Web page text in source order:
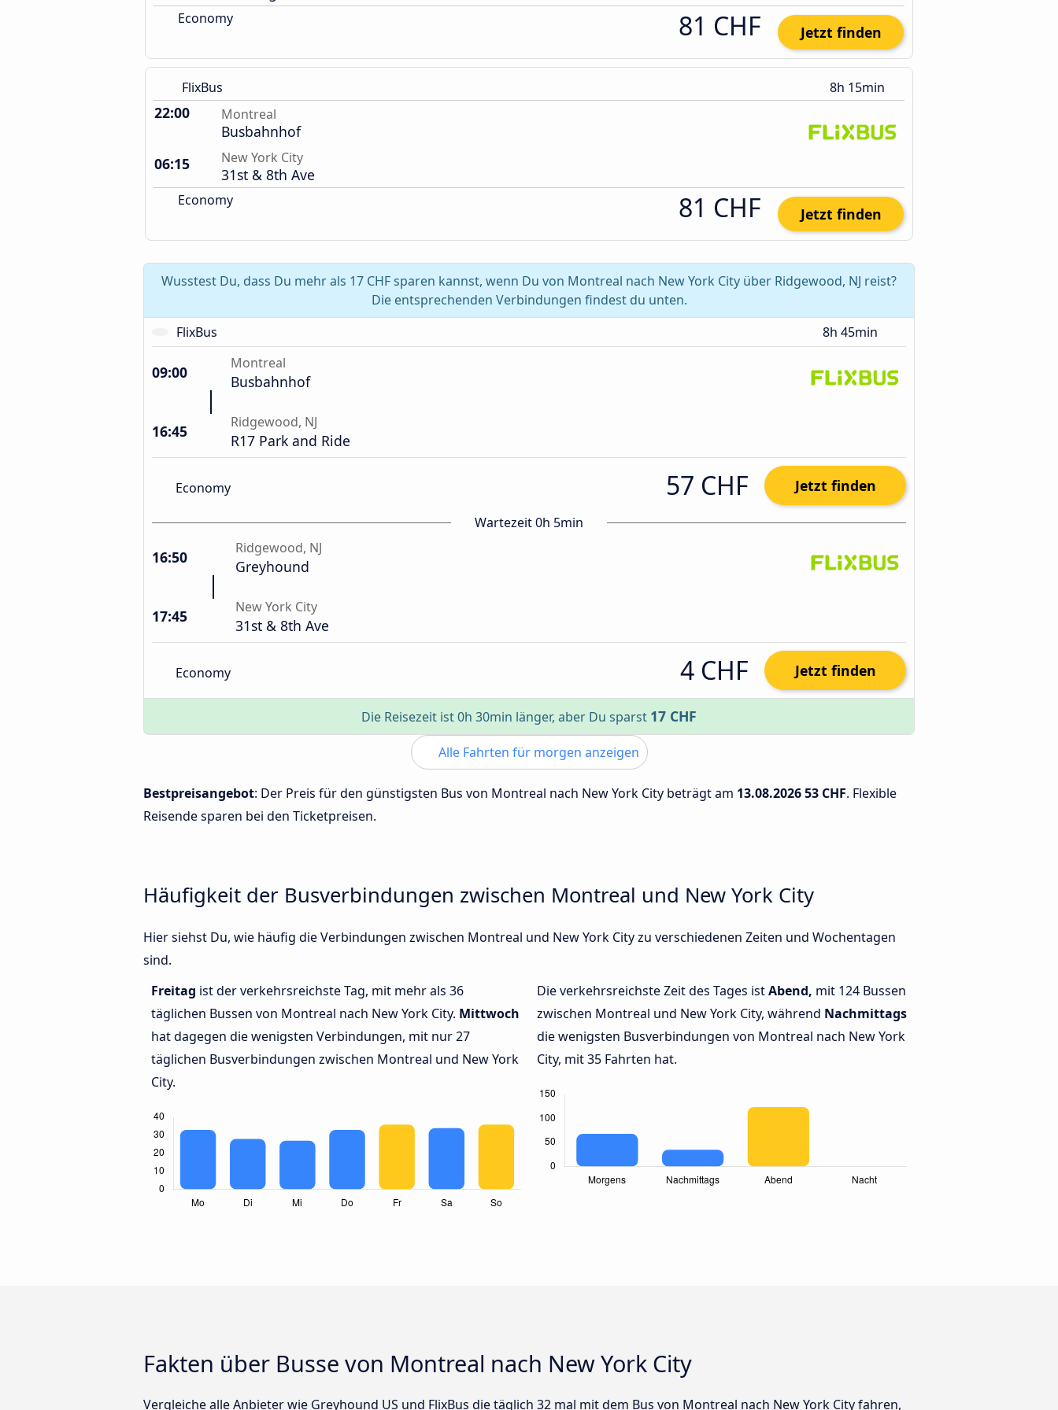
Economy 81 CHF Jetzt finden
FlixBus 8h 15min
22:00 Montreal
Busbahnhof
06:15
New York City
31st & 8th Ave
Economy 81 CHF Jetzt finden
Wusstest Du, dass Du mehr als 17 CHF sparen kannst, wenn Du von Montreal nach New York City über Ridgewood, NJ reist?
Die entsprechenden Verbindungen findest du unten.
FlixBus
8h 45min
09:00 Montreal
Busbahnhof
16:45 Ridgewood, NJ
R17 Park and Ride
Economy 57 CHF Jetzt finden
Wartezeit 0h 5min
16:50 Ridgewood, NJ
Greyhound
17:45 New York City
31st & 8th Ave
Economy 4 CHF Jetzt finden
Die Reisezeit ist 0h 30min länger, aber Du sparst 17 CHF
Alle Fahrten für morgen anzeigen
Bestpreisangebot: Der Preis für den günstigsten Bus von Montreal nach New York City beträgt am 13.08.202653 CHF. Flexible
Reisende sparen bei den Ticketpreisen.
Häufigkeit der Busverbindungen zwischen Montreal und New York City
Hier siehst Du, wie häufig die Verbindungen zwischen Montreal und New York City zu verschiedenen Zeiten und Wochentagen
sind.
Freitag ist der verkehrsreichste Tag, mit mehr als 36
täglichen Bussen von Montreal nach New York City. Mittwoch
hat dagegen die wenigsten Verbindungen, mit nur 27
täglichen Busverbindungen zwischen Montreal und New York
City.
Die verkehrsreichste Zeit des Tages istAbend, mit 124 Bussen
zwischen Montreal und New York City, während Nachmittags
die wenigsten Busverbindungen von Montreal nach New York
City, mit 35 Fahrten hat.
Fakten über Busse von Montreal nach New York City
Vergleiche alle Anbieter wie Greyhound US und FlixBus die täglich 32 mal mit dem Bus von Montreal nach New York City fahren,